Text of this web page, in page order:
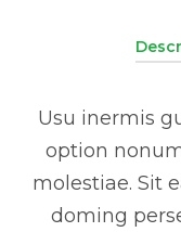
Usu inermis
option
molestiae. Sit
doming